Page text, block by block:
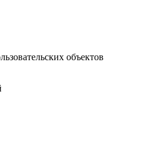
объектов